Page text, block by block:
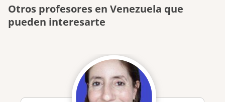
Otros profesores en Venezuela que
pueden interesarte